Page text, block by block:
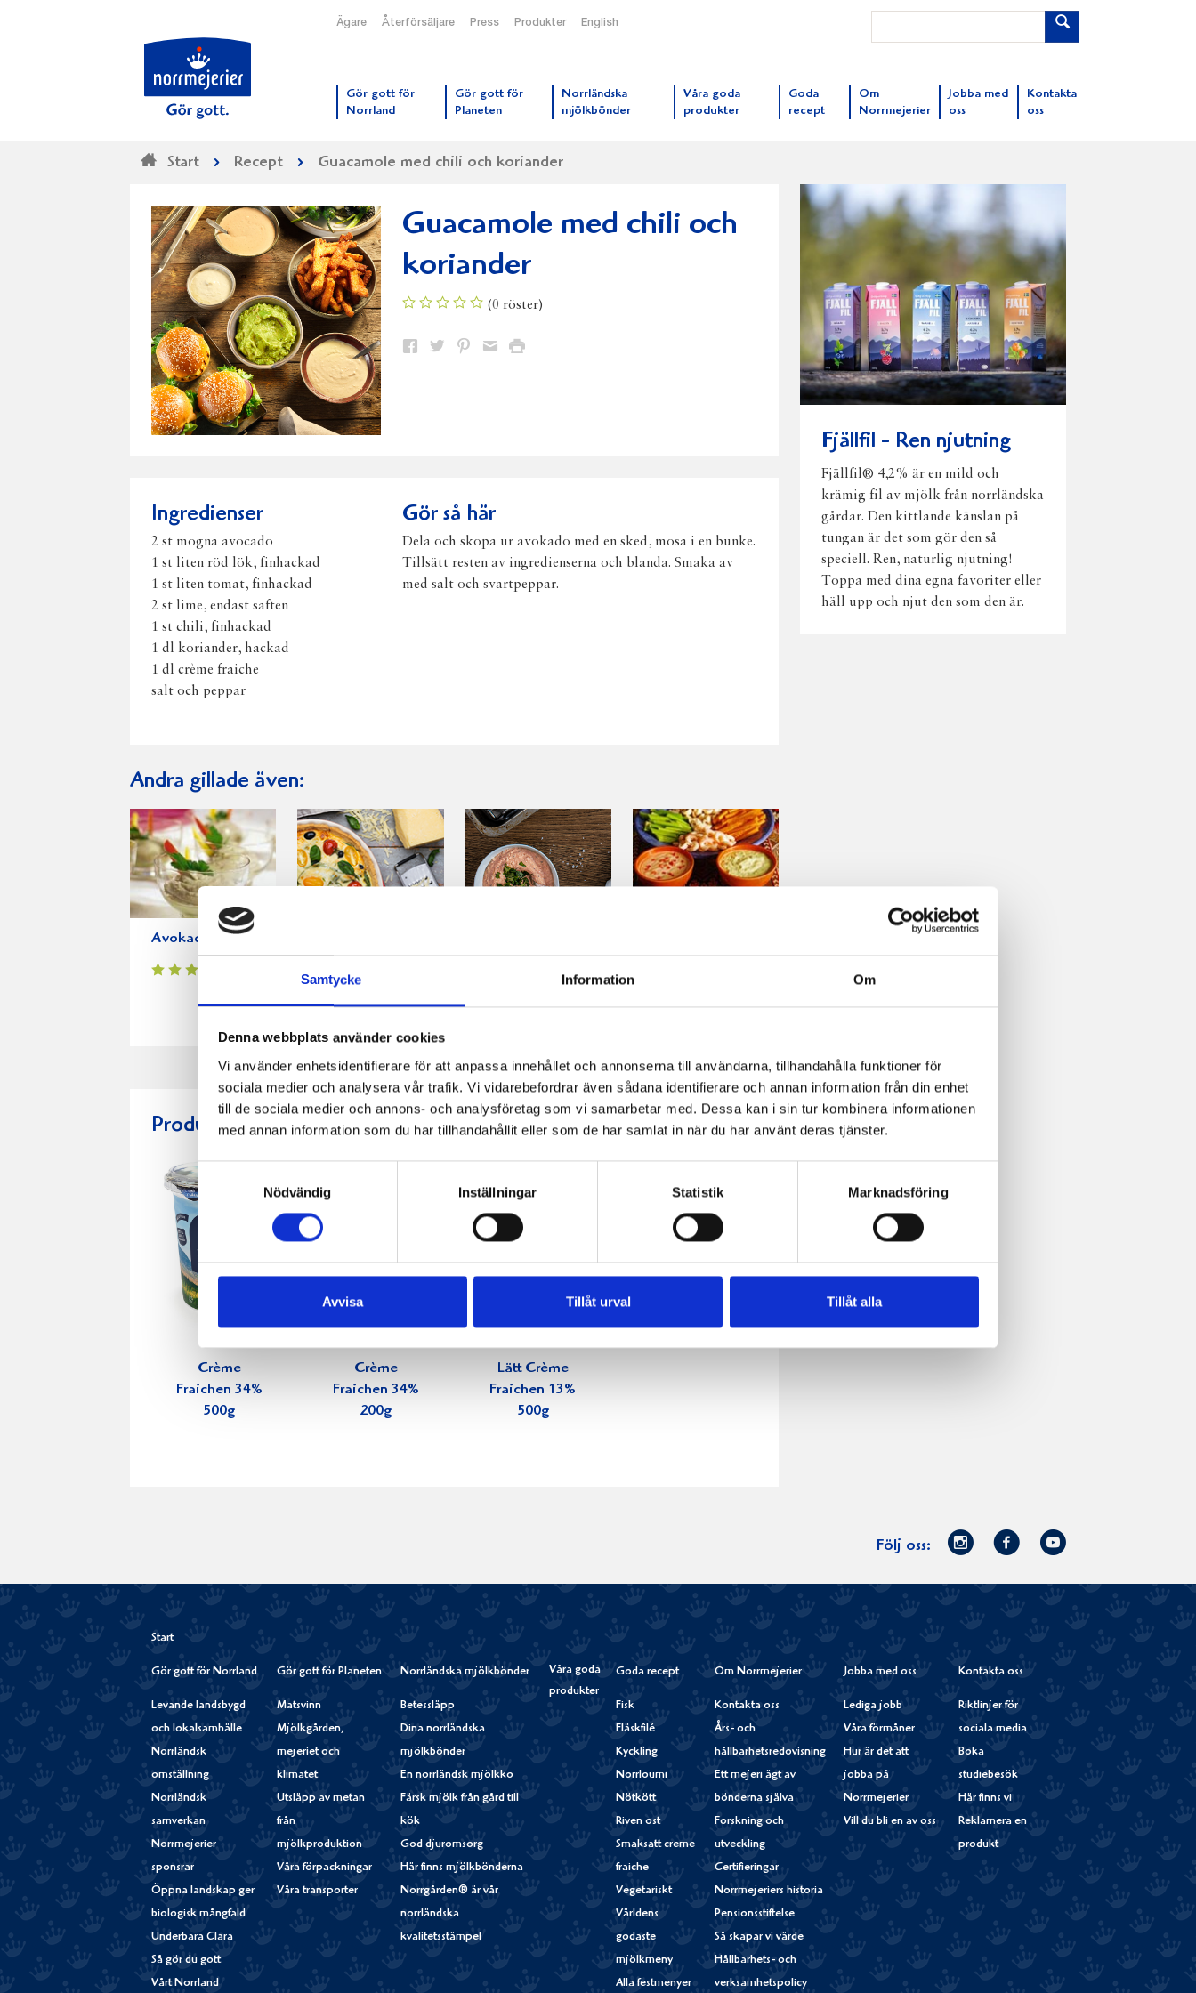
Samtycke Information Om
Denna webbplats använder cookies
Vi använder enhetsidentifierare för att anpassa innehållet och annonserna till användarna, tillhandahålla funktioner för
sociala medier och analysera vår trafik. Vi vidarebefordrar även sådana identifierare och annan information från din enhet
till de sociala medier och annons- och analysföretag som vi samarbetar med. Dessa kan i sin tur kombinera informationen
med annan information som du har tillhandahållit eller som de har samlat in när du har använt deras tjänster.
Samtyckesval
Nödvändig
Inställningar Statistik Marknadsföring
Avvisa Tillåt urval Tillåt alla
Ägare Återförsäljare Press Produkter English
Gör gott för
Norrland
Gör gott för
Planeten
Norrländska
mjölkbönder
Våra goda
produkter
Goda
recept
Om
Norrmejerier
Jobba med
oss
Kontakta
oss
Start Recept Guacamole med chili och koriander
Guacamole med chili och
koriander
(0 röster)
Dela Dela Dela DelaSkriv
Ingredienser
2 st mogna avocado
1 st liten röd lök, finhackad
1 st liten tomat, finhackad
2 st lime, endast saften
1 st chili, finhackad
1 dl koriander, hackad
1 dl crème fraiche
salt och peppar
Gör så här
Dela och skopa ur avokado med en sked, mosa i en bunke.
Tillsätt resten av ingredienserna och blanda. Smaka av
med salt och svartpeppar.
Andra gillade även:
Avokadokräm
fetaost spenat
och tomat
grönsaksfat
Produkter i receptet:
Crème
Fraichen 34%
500g
Crème
Fraichen 34%
200g
Lätt Crème
Fraichen 13%
500g
Fjällfil - Ren njutning
Fjällfil® 4,2% är en mild och
krämig fil av mjölk från norrländska
gårdar. Den kittlande känslan på
tungan är det som gör den så
speciell. Ren, naturlig njutning!
Toppa med dina egna favoriter eller
häll upp och njut den som den är.
Följ oss:
Norrmejerier
Instagram
Facebook
Youtube
Start
Gör gott för Norrland
Levande landsbygd
och lokalsamhälle
Norrländsk
omställning
Norrländsk
samverkan
Norrmejerier
sponsrar
Öppna landskap ger
biologisk mångfald
Underbara Clara
Så gör du gott
Vårt Norrland
Gör gott för Planeten
Matsvinn
Mjölkgården,
mejeriet och
klimatet
Utsläpp av metan
från
mjölkproduktion
Våra förpackningar
Våra transporter
Norrländska mjölkbönder
Betessläpp
Dina norrländska
mjölkbönder
En norrländsk mjölkko
Färsk mjölk från gård till
kök
God djuromsorg
Här finns mjölkbönderna
Norrgården® är vår
norrländska
kvalitetsstämpel
Våra goda
produkter
Goda recept
Fisk
Fläskfilé
Kyckling
Norrloumi
Nötkött
Riven ost
Smaksatt creme
fraiche
Vegetariskt
Världens
godaste
mjölkmeny
Alla festmenyer
Om Norrmejerier
Kontakta oss
Års- och
hållbarhetsredovisning
Ett mejeri ägt av
bönderna själva
Forskning och
utveckling
Certifieringar
Norrmejeriers historia
Pensionsstiftelse
Så skapar vi värde
Hållbarhets- och
verksamhetspolicy
Jobba med oss
Lediga jobb
Våra förmåner
Hur är det att
jobba på
Norrmejerier
Vill du bli en av oss
Kontakta oss
Riktlinjer för
sociala media
Boka
studiebesök
Här finns vi
Reklamera en
produkt